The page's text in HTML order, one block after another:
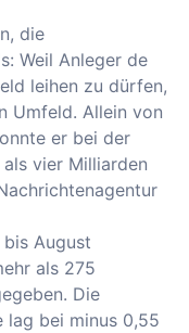
die
Weil Anleger de
leihen zu dürfen,
Umfeld. Allein von
er bei der
vier Milliarden
August
als 275
Die
lag bei minus 0,55